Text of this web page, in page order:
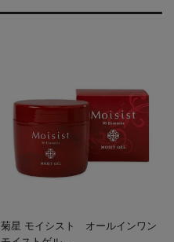
菊星 モイシスト オールインワン